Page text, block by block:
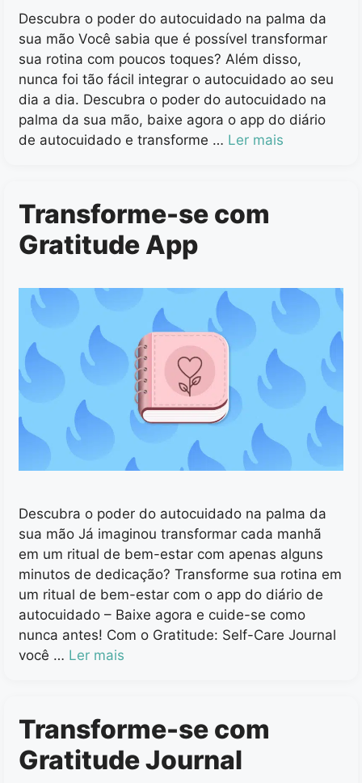
Descubra o poder do autocuidado na palma da
sua mão Você sabia que é possível transformar
sua rotina com poucos toques? Além disso,
nunca foi tão fácil integrar o autocuidado ao seu
dia a dia. Descubra o poder do autocuidado na
palma da sua mão, baixe agora o app do diário
de autocuidado e transforme … Ler mais
Transforme-se com
Gratitude App
Descubra o poder do autocuidado na palma da
sua mão Já imaginou transformar cada manhã
em um ritual de bem-estar com apenas alguns
minutos de dedicação? Transforme sua rotina em
um ritual de bem-estar com o app do diário de
autocuidado – Baixe agora e cuide-se como
nunca antes! Com o Gratitude: Self-Care Journal
você … Ler mais
Transforme-se com
Gratitude Journal